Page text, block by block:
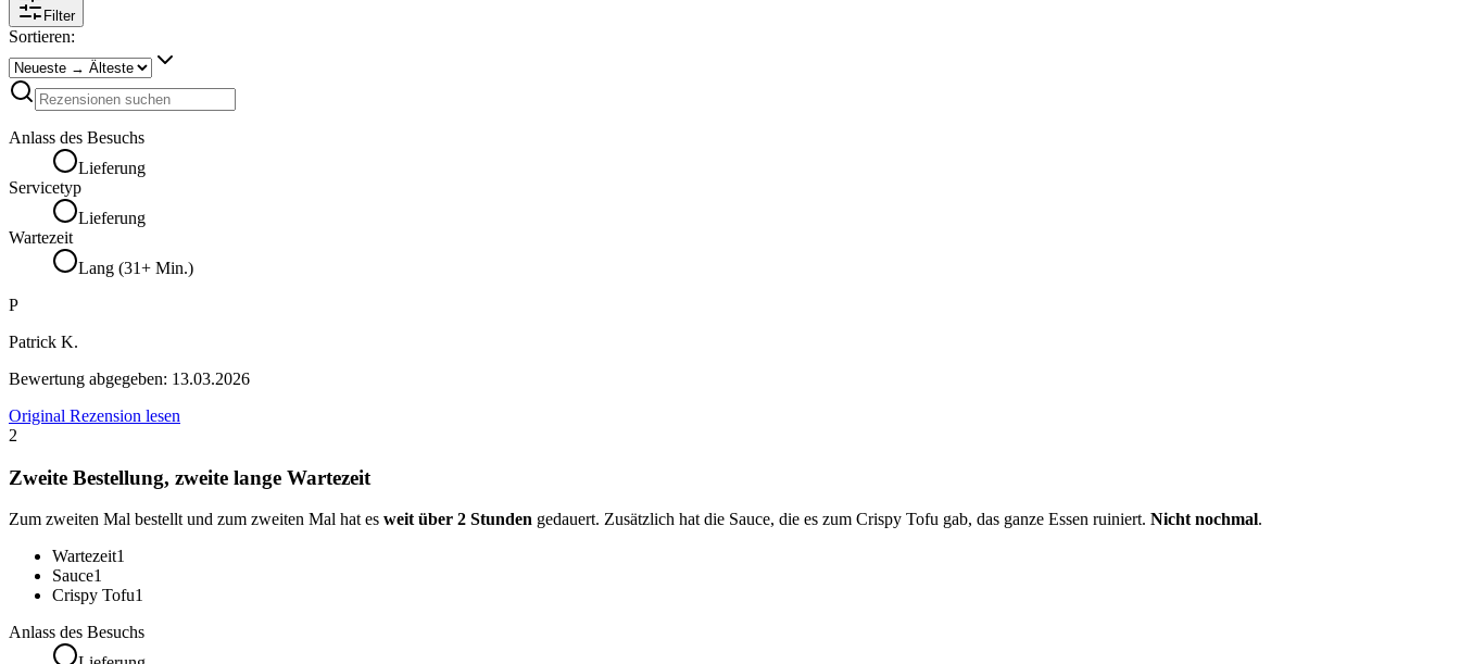
Filter
Sortieren:
Anlass des Besuchs
Lieferung
Servicetyp
Lieferung
Wartezeit
Lang (31+ Min.)
P
Patrick K.
Bewertung abgegeben: 13.03.2026
Original Rezension lesen
2
Zweite Bestellung, zweite lange Wartezeit
Zum zweiten Mal bestellt und zum zweiten Mal hat es weit über 2 Stunden gedauert. Zusätzlich hat die Sauce, die es zum Crispy Tofu gab, das ganze Essen ruiniert. Nicht nochmal.
Wartezeit1
Sauce1
Crispy Tofu1
Anlass des Besuchs